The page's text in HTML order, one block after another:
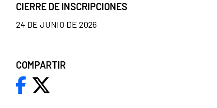
CIERRE DE INSCRIPCIONES
24 DE JUNIO DE 2026
COMPARTIR